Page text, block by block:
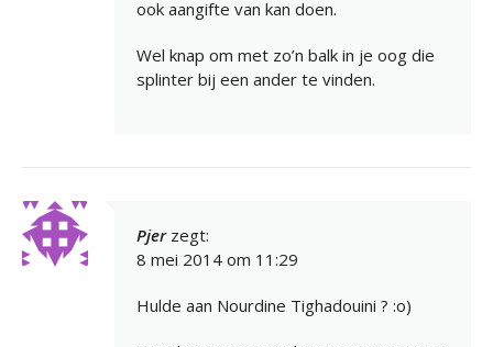
ook aangifte van kan doen.
Wel knap om met zo’n balk in je oog die
splinter bij een ander te vinden.
Pjer zegt:
8 mei 2014 om 11:29
Hulde aan Nourdine Tighadouini ? :o)